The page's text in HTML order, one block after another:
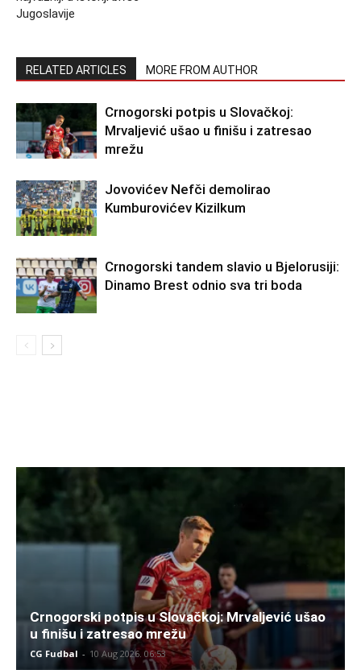
Jugoslavije
RELATED ARTICLES MORE FROM AUTHOR
Crnogorski potpis u Slovačkoj:
Mrvaljević ušao u finišu i zatresao
mrežu
Jovovićev Nefči demolirao
Kumburovićev Kizilkum
Crnogorski tandem slavio u Bjelorusiji:
Dinamo Brest odnio sva tri boda
Crnogorski potpis u Slovačkoj: Mrvaljević ušao
u finišu i zatresao mrežu
CG Fudbal - 10 Aug 2026. 06:53